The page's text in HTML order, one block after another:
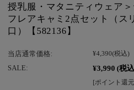
授乳服・マタニティウェア
フレアキャミ2点セット（ス
口）【582136】
当店通常価格: ¥4,390(税込)
SALE: ¥3,990 (税
[ポイント還